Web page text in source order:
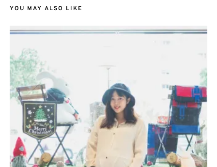
YOU MAY ALSO LIKE